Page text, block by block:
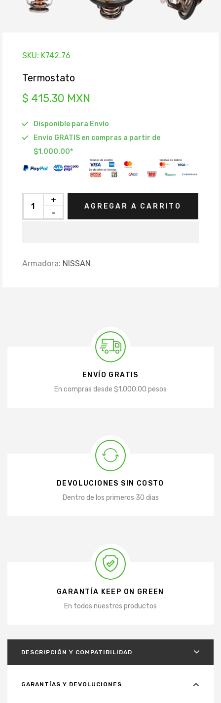
SKU: K742.76
Termostato
$ 415.30 MXN
Disponible para Envío
Envío GRATIS en compras a partir de
$1,000.00*
-
+
AGREGAR A CARRITO
Armadora: NISSAN
ENVÍO GRATIS
En compras desde $1,000.00 pesos
DEVOLUCIONES SIN COSTO
Dentro de los primeros 30 dias
GARANTÍA KEEP ON GREEN
En todos nuestros productos
DESCRIPCIÓN Y COMPATIBILIDAD
GARANTÍAS Y DEVOLUCIONES